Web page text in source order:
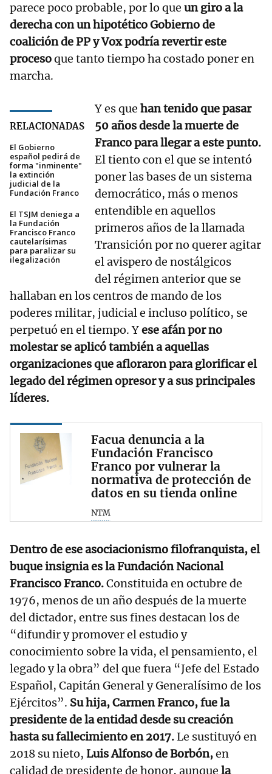
parece poco probable, por lo que un giro a la
derecha con un hipotético Gobierno de
coalición de PP y Vox podría revertir este
procesoque tanto tiempo ha costado poner en
marcha.
RELACIONADAS
El Gobierno
español pedirá de
forma "inminente"
la extinción
judicial de la
Fundación Franco
El TSJM deniega a
la Fundación
Francisco Franco
cautelarísimas
para paralizar su
ilegalización
Y es que han tenido que pasar
50 años desde la muerte de
Franco para llegar a este punto.
El tiento con el que se intentó
poner las bases de un sistema
democrático, más o menos
entendible en aquellos
primeros años de la llamada
Transición por no querer agitar
el avispero de nostálgicos
del régimen anterior que se
hallaban en los centros de mando de los
poderes militar, judicial e incluso político, se
perpetuó en el tiempo. Yese afán por no
molestar se aplicó también a aquellas
organizaciones que afloraron para glorificar el
legado del régimen opresor y a sus principales
líderes.
Facua denuncia a la
Fundación Francisco
Franco por vulnerar la
normativa de protección de
datos en su tienda online
NTM
Dentro de ese asociacionismo filofranquista, el
buque insignia es la Fundación Nacional
Francisco Franco.Constituida en octubre de
1976, menos de un año después de la muerte
del dictador, entre sus fines destacan los de
“difundir y promover el estudio y
conocimiento sobre la vida, el pensamiento, el
legado y la obra” del que fuera “Jefe del Estado
Español, Capitán General y Generalísimo de los
Ejércitos”. Su hija, Carmen Franco, fue la
presidente de la entidad desde su creación
hasta su fallecimiento en 2017.Le sustituyó en
2018 su nieto, Luis Alfonso de Borbón,en
calidad de presidente de honor, aunque la